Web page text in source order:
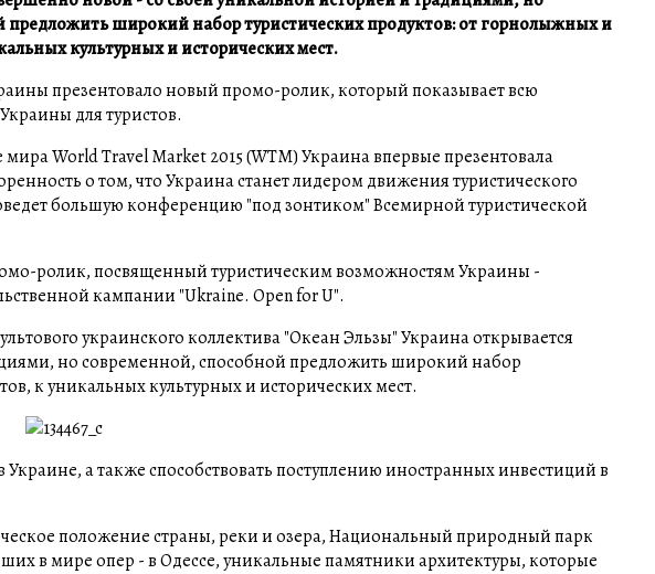
предложить широкий набор туристических продуктов: от горнолыжных и
культурных и исторических мест.
презентовало новый промо-ролик, который показывает всю
для туристов.
World Travel Market 2015 (WTM) Украина впервые презентовала
о том, что Украина станет лидером движения туристического
большую конференцию "под зонтиком" Всемирной туристической
ролик, посвященный туристическим возможностям Украины -
кампании "Ukraine. Open for U".
украинского коллектива "Океан Эльзы" Украина открывается
но современной, способной предложить широкий набор
к уникальных культурных и исторических мест.
а также способствовать поступлению иностранных инвестиций в
положение страны, реки и озера, Национальный природный парк
в мире опер - в Одессе, уникальные памятники архитектуры, которые